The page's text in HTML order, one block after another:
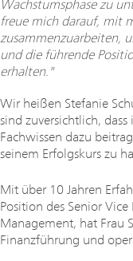
Wachstumsphase zu
freue mich darauf, mit
zusammenzuarbeiten,
und die führende
erhalten."
Wir heißen Stefanie
sind zuversichtlich,
Fachwissen dazu
seinem Erfolgskurs zu
Mit über 10 Jahren
Position des Senior
Management, hat Frau
Finanzführung und